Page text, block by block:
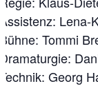
Assistenz: Lena-
Bühne: Tommi
Dramaturgie:
Technik: Georg